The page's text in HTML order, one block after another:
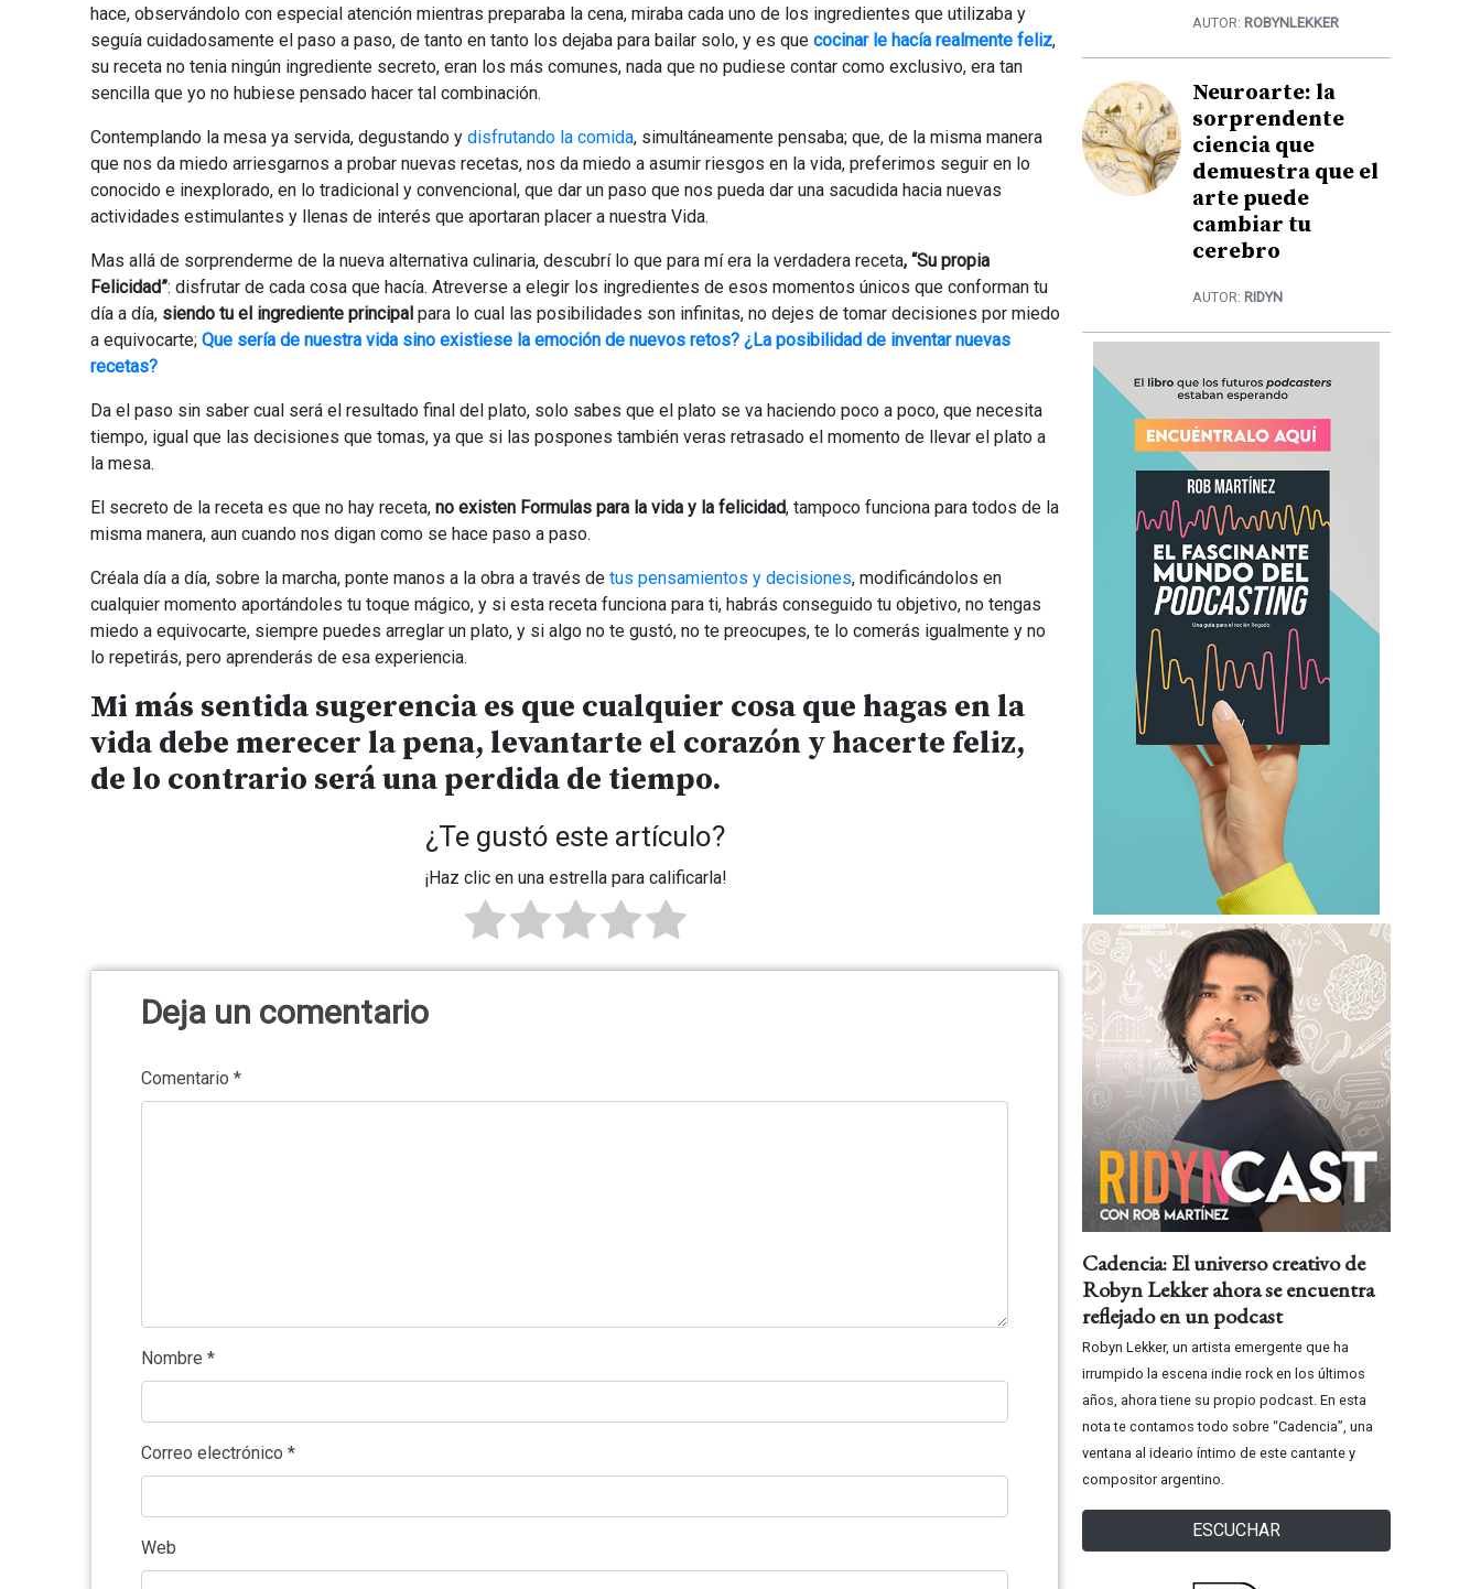
hace, observándolo con especial atención mientras preparaba la cena, miraba cada uno de los ingredientes que utilizaba y
seguía cuidadosamente el paso a paso, de tanto en tanto los dejaba para bailar solo, y es que cocinar le hacía realmente feliz,
su receta no tenia ningún ingrediente secreto, eran los más comunes, nada que no pudiese contar como exclusivo, era tan
sencilla que yo no hubiese pensado hacer tal combinación.
Contemplando la mesa ya servida, degustando y disfrutando la comida, simultáneamente pensaba; que, de la misma manera
que nos da miedo arriesgarnos a probar nuevas recetas, nos da miedo a asumir riesgos en la vida, preferimos seguir en lo
conocido e inexplorado, en lo tradicional y convencional, que dar un paso que nos pueda dar una sacudida hacia nuevas
actividades estimulantes y llenas de interés que aportaran placer a nuestra Vida.
Mas allá de sorprenderme de la nueva alternativa culinaria, descubrí lo que para mí era la verdadera receta, “Su propia
Felicidad”: disfrutar de cada cosa que hacía. Atreverse a elegir los ingredientes de esos momentos únicos que conforman tu
día a día, siendo tu el ingrediente principal para lo cual las posibilidades son infinitas, no dejes de tomar decisiones por miedo
a equivocarte; Que sería de nuestra vida sino existiese la emoción de nuevos retos? ¿La posibilidad de inventar nuevas
recetas?
Da el paso sin saber cual será el resultado final del plato, solo sabes que el plato se va haciendo poco a poco, que necesita
tiempo, igual que las decisiones que tomas, ya que si las pospones también veras retrasado el momento de llevar el plato a
la mesa.
El secreto de la receta es que no hay receta, no existen Formulas para la vida y la felicidad, tampoco funciona para todos de la
misma manera, aun cuando nos digan como se hace paso a paso.
Créala día a día, sobre la marcha, ponte manos a la obra a través de tus pensamientos y decisiones, modificándolos en
cualquier momento aportándoles tu toque mágico, y si esta receta funciona para ti, habrás conseguido tu objetivo, no tengas
miedo a equivocarte, siempre puedes arreglar un plato, y si algo no te gustó, no te preocupes, te lo comerás igualmente y no
lo repetirás, pero aprenderás de esa experiencia.
Mi más sentida sugerencia es que cualquier cosa que hagas en la
vida debe merecer la pena, levantarte el corazón y hacerte feliz,
de lo contrario será una perdida de tiempo.
¿Te gustó este artículo?
¡Haz clic en una estrella para calificarla!
Deja un comentario
Comentario *
Nombre *
Correo electrónico *
Web
AUTOR: ROBYNLEKKER
Neuroarte: la
sorprendente
ciencia que
demuestra que el
arte puede
cambiar tu
cerebro
AUTOR: RIDYN
Cadencia: El universo creativo de
Robyn Lekker ahora se encuentra
reflejado en un podcast
Robyn Lekker, un artista emergente que ha
irrumpido la escena indie rock en los últimos
años, ahora tiene su propio podcast. En esta
nota te contamos todo sobre “Cadencia”, una
ventana al ideario íntimo de este cantante y
compositor argentino.
ESCUCHAR